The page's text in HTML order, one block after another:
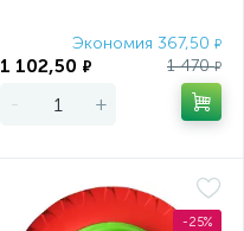
Экономия 367,50 ₽
1 102,50 ₽ 1 470₽
- +
-25%